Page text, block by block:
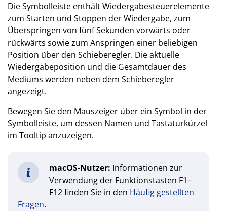
Die Symbolleiste enthält Wiedergabesteuerelemente
zum Starten und Stoppen der Wiedergabe, zum
Überspringen von fünf Sekunden vorwärts oder
rückwärts sowie zum Anspringen einer beliebigen
Position über den Schieberegler. Die aktuelle
Wiedergabeposition und die Gesamtdauer des
Mediums werden neben dem Schieberegler
angezeigt.
Bewegen Sie den Mauszeiger über ein Symbol in der
Symbolleiste, um dessen Namen und Tastaturkürzel
im Tooltip anzuzeigen.
macOS-Nutzer: Informationen zur
Verwendung der Funktionstasten F1–
F12 finden Sie in den Häufig gestellten
Fragen.